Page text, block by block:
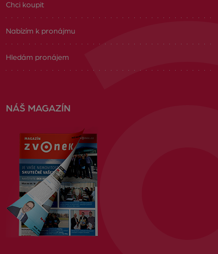
Chci koupit
Nabízím k pronájmu
Hledám pronájem
NÁŠ MAGAZÍN